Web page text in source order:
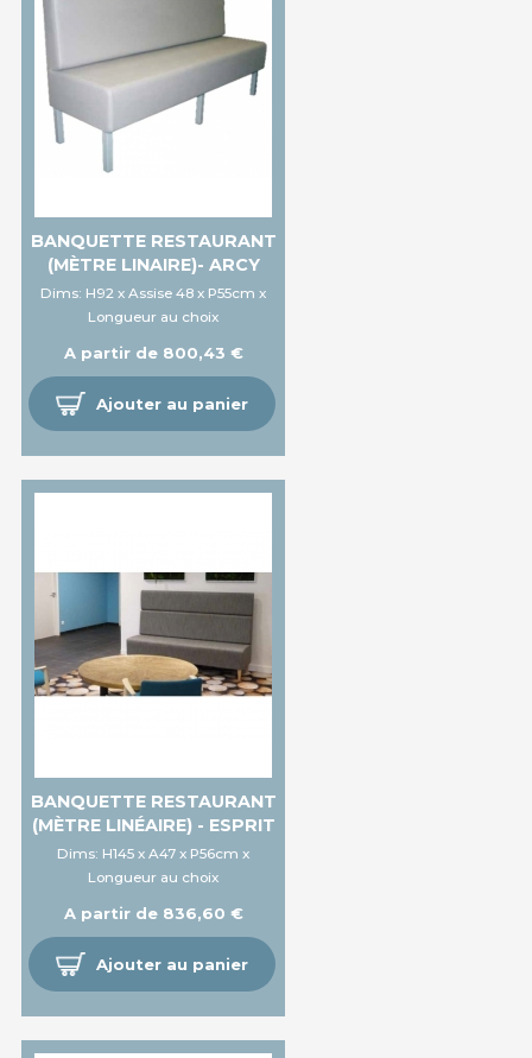
BANQUETTE RESTAURANT
(MÈTRE LINAIRE)- ARCY
Dims: H92 x Assise 48 x P55cm x
Longueur au choix
A partir de 800,43 €
Ajouter au panier
BANQUETTE RESTAURANT
(MÈTRE LINÉAIRE) - ESPRIT
Dims: H145 x A47 x P56cm x
Longueur au choix
A partir de 836,60 €
Ajouter au panier